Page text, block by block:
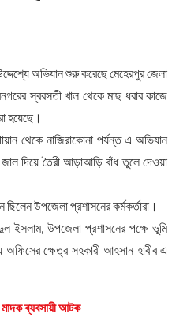
অভিযান শুরু করেছে মেহেরপুর জেলা
স্বরসতী খাল থেকে মাছ ধরার কাজে
হয়েছে।
থেকে নাজিরাকোনা পর্যন্ত এ অভিযান
দিয়ে তৈরী আড়াআড়ি বাঁধ তুলে দেওয়া
উপজেলা প্রশাসনের কর্মকর্তারা।
ইসলাম, উপজেলা প্রশাসনের পক্ষে ভূমি
ক্ষেত্র সহকারী আহসান হাবীব এ
ব্যবসায়ী আটক